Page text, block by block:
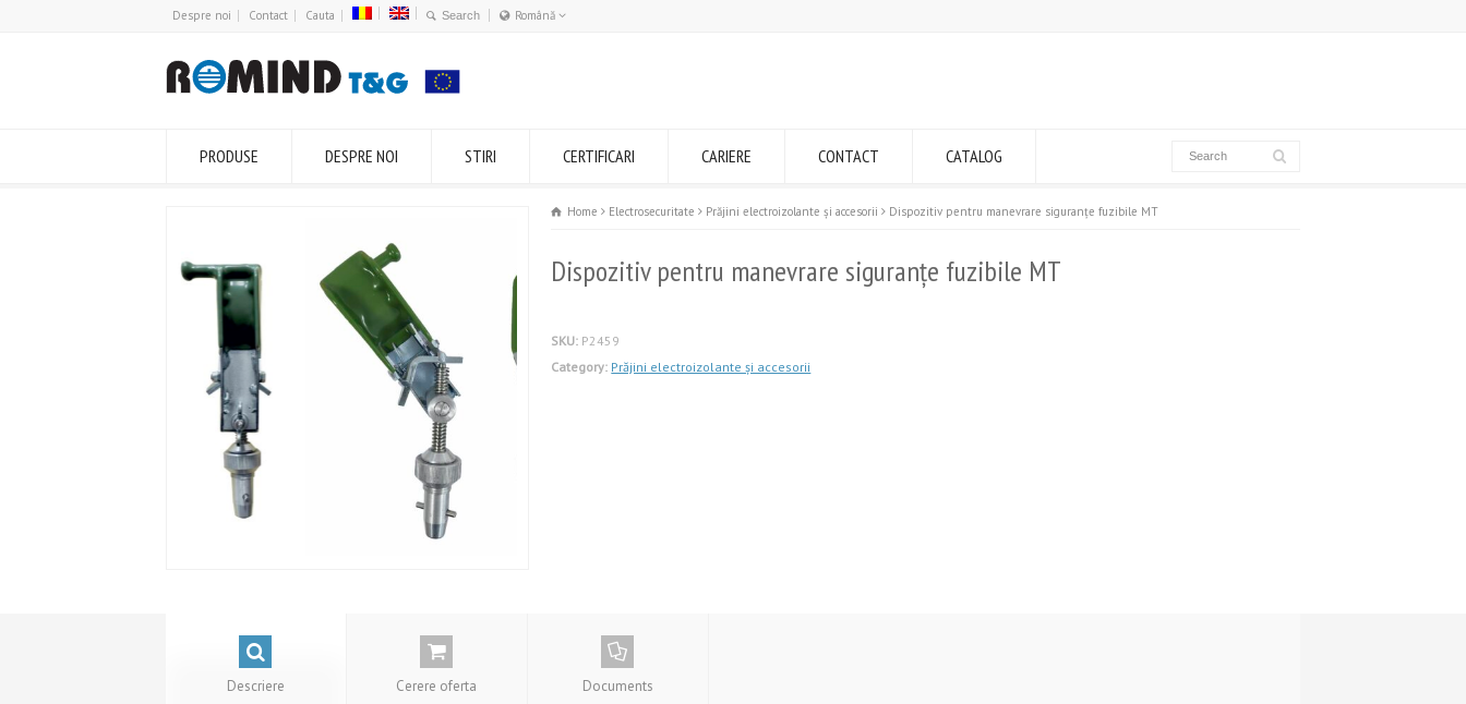
Despre noi Contact Cauta
Română
PRODUSE DESPRE NOI STIRI CERTIFICARI CARIERE CONTACT CATALOG
Home Electrosecuritate Prăjini electroizolante și accesorii Dispozitiv pentru manevrare siguranțe fuzibile MT
Dispozitiv pentru manevrare siguranțe fuzibile MT
SKU: P2459
Category: Prăjini electroizolante și accesorii
Descriere Cerere oferta Documents